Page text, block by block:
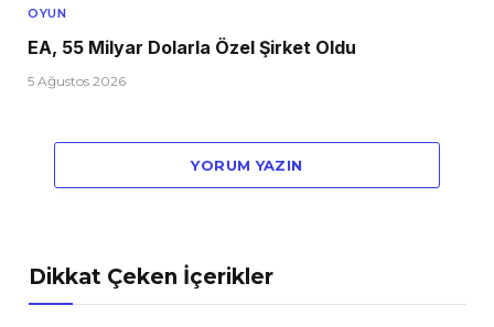
OYUN
EA, 55 Milyar Dolarla Özel Şirket Oldu
5 Ağustos 2026
YORUM YAZIN
Dikkat Çeken İçerikler